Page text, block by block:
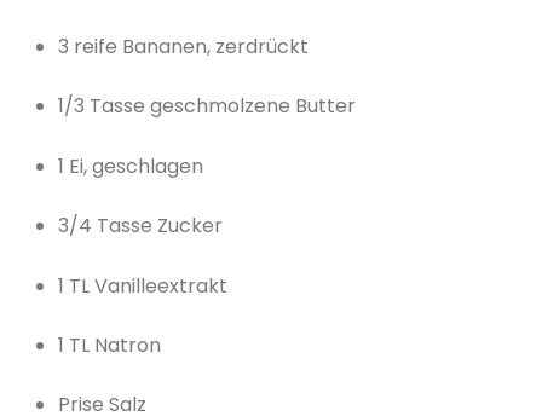
3 reife Bananen, zerdrückt
1/3 Tasse geschmolzene Butter
1 Ei, geschlagen
3/4 Tasse Zucker
1 TL Vanilleextrakt
1 TL Natron
Prise Salz